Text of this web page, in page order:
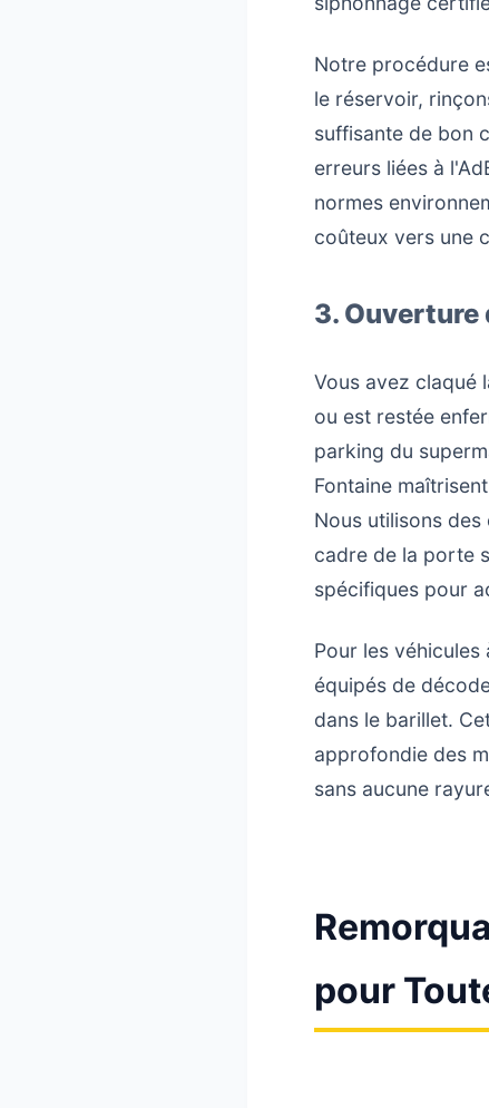
Notre procédure
le réservoir,
suffisante de bon
erreurs liées à
normes
coûteux vers une
3. Ouverture
Vous avez claqué
ou est restée
parking du
Fontaine
Nous utilisons
cadre de la porte
spécifiques pour
Pour les
équipés de
dans le barillet.
approfondie des
sans aucune
pour